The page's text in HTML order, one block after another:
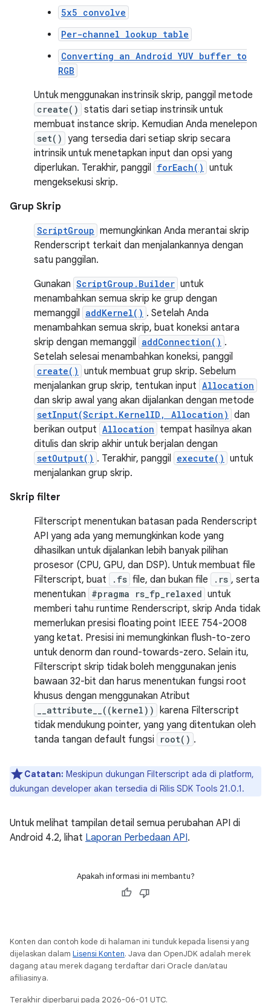
5x5 convolve
Per-channel lookup table
Converting an Android YUV buffer to
RGB
Untuk menggunakan instrinsik skrip, panggil metode
create() statis dari setiap instrinsik untuk
membuat instance skrip. Kemudian Anda menelepon
set() yang tersedia dari setiap skrip secara
intrinsik untuk menetapkan input dan opsi yang
diperlukan. Terakhir, panggil forEach() untuk
mengeksekusi skrip.
Grup Skrip
ScriptGroup memungkinkan Anda merantai skrip
Renderscript terkait dan menjalankannya dengan
satu panggilan.
Gunakan ScriptGroup.Builder untuk
menambahkan semua skrip ke grup dengan
memanggil addKernel() . Setelah Anda
menambahkan semua skrip, buat koneksi antara
skrip dengan memanggil addConnection() .
Setelah selesai menambahkan koneksi, panggil
create() untuk membuat grup skrip. Sebelum
menjalankan grup skrip, tentukan input Allocation
dan skrip awal yang akan dijalankan dengan metode
setInput(Script.KernelID, Allocation) dan
berikan output Allocation tempat hasilnya akan
ditulis dan skrip akhir untuk berjalan dengan
setOutput() . Terakhir, panggil execute() untuk
menjalankan grup skrip.
Skrip filter
Filterscript menentukan batasan pada Renderscript
API yang ada yang memungkinkan kode yang
dihasilkan untuk dijalankan lebih banyak pilihan
prosesor (CPU, GPU, dan DSP). Untuk membuat file
Filterscript, buat
.fs file, dan bukan file .rs , serta
menentukan #pragma rs_fp_relaxed untuk
memberi tahu runtime Renderscript, skrip Anda tidak
memerlukan presisi floating point IEEE 754-2008
yang ketat. Presisi ini memungkinkan flush-to-zero
untuk denorm dan round-towards-zero. Selain itu,
Filterscript skrip tidak boleh menggunakan jenis
bawaan 32-bit dan harus menentukan fungsi root
khusus dengan menggunakan Atribut
__attribute__((kernel)) karena Filterscript
tidak mendukung pointer, yang yang ditentukan oleh
tanda tangan default fungsi
root() .
Catatan: Meskipun dukungan Filterscript ada di platform,
dukungan developer akan tersedia di Rilis SDK Tools 21.0.1.
Untuk melihat tampilan detail semua perubahan API di
Android 4.2, lihat Laporan Perbedaan API.
Apakah informasi ini membantu?
Konten dan contoh kode di halaman ini tunduk kepada lisensi yang
dijelaskan dalam Lisensi Konten. Java dan OpenJDK adalah merek
dagang atau merek dagang terdaftar dari Oracle dan/atau
afiliasinya.
Terakhir diperbarui pada 2026-06-01 UTC.